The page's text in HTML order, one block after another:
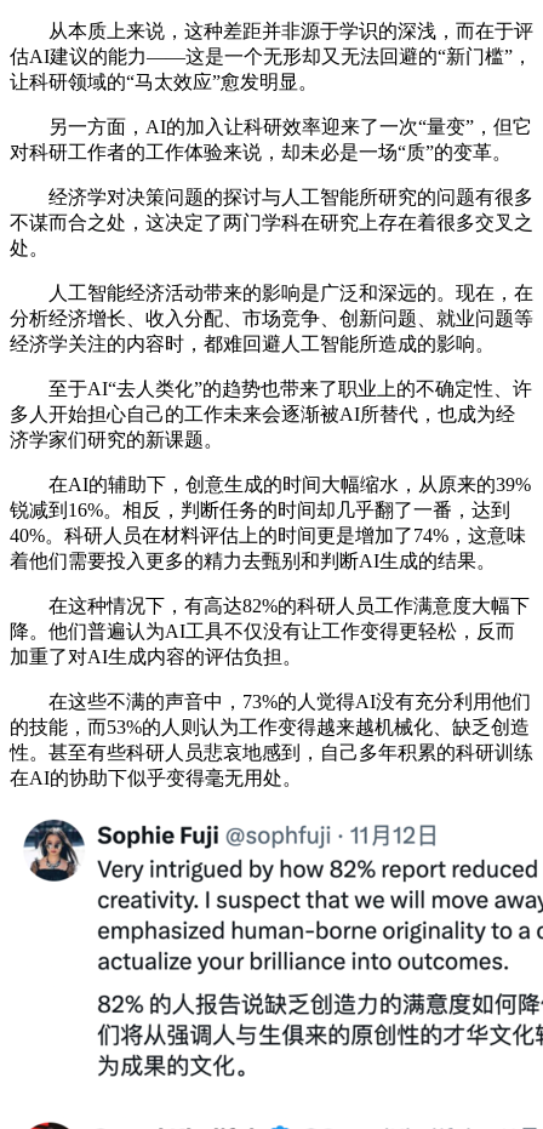
从本质上来说，这种差距并非源于学识的深浅，而在于评
估AI建议的能力——这是一个无形却又无法回避的“新门槛”，
让科研领域的“马太效应”愈发明显。
另一方面，AI的加入让科研效率迎来了一次“量变”，但它
对科研工作者的工作体验来说，却未必是一场“质”的变革。
经济学对决策问题的探讨与人工智能所研究的问题有很多
不谋而合之处，这决定了两门学科在研究上存在着很多交叉之
处。
人工智能经济活动带来的影响是广泛和深远的。现在，在
分析经济增长、收入分配、市场竞争、创新问题、就业问题等
经济学关注的内容时，都难回避人工智能所造成的影响。
至于AI“去人类化”的趋势也带来了职业上的不确定性、许
多人开始担心自己的工作未来会逐渐被AI所替代，也成为经
济学家们研究的新课题。
在AI的辅助下，创意生成的时间大幅缩水，从原来的39%
锐减到16%。相反，判断任务的时间却几乎翻了一番，达到
40%。科研人员在材料评估上的时间更是增加了74%，这意味
着他们需要投入更多的精力去甄别和判断AI生成的结果。
在这种情况下，有高达82%的科研人员工作满意度大幅下
降。他们普遍认为AI工具不仅没有让工作变得更轻松，反而
加重了对AI生成内容的评估负担。
在这些不满的声音中，73%的人觉得AI没有充分利用他们
的技能，而53%的人则认为工作变得越来越机械化、缺乏创造
性。甚至有些科研人员悲哀地感到，自己多年积累的科研训练
在AI的协助下似乎变得毫无用处。